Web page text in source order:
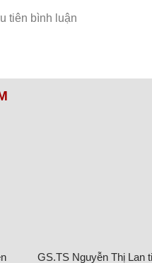
GS.TS Nguyễn Thị Lan